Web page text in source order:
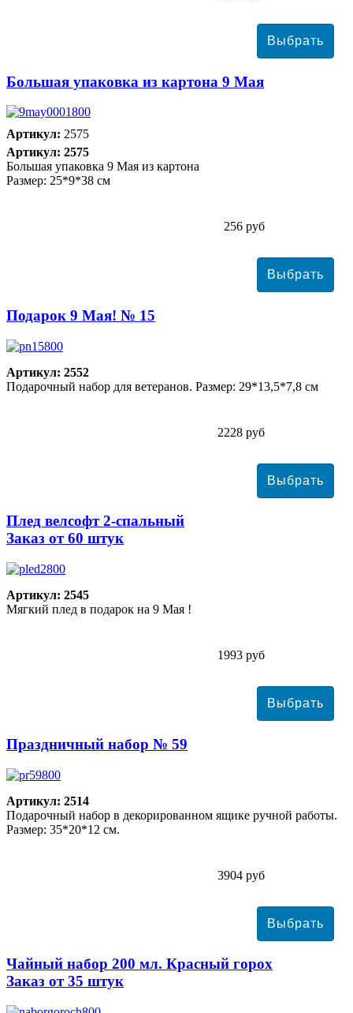
Большая упаковка из картона 9 Мая
Артикул: 2575
Артикул: 2575
Большая упаковка 9 Мая из картона
Размер: 25*9*38 см
256 руб
Подарок 9 Мая! № 15
Артикул: 2552
Подарочный набор для ветеранов. Размер: 29*13,5*7,8 см
2228 руб
Плед велсофт 2-спальный
Заказ от 60 штук
Артикул: 2545
Мягкий плед в подарок на 9 Мая !
1993 руб
Праздничный набор № 59
Артикул: 2514
Подарочный набор в декорированном ящике ручной работы.
Размер: 35*20*12 см.
3904 руб
Чайный набор 200 мл. Красный горох
Заказ от 35 штук